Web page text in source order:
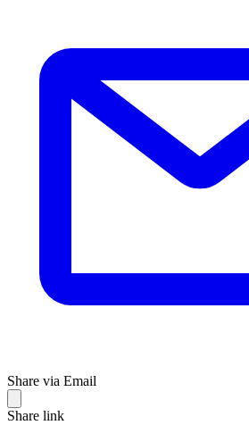
Share via Email
Share link